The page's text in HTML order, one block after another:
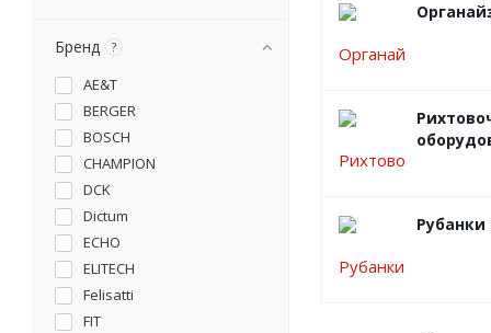
Рубанки
Бренд ?
AE&T
BERGER
BOSCH
CHAMPION
DCK
Dictum
ECHO
ELITECH
Felisatti
FIT